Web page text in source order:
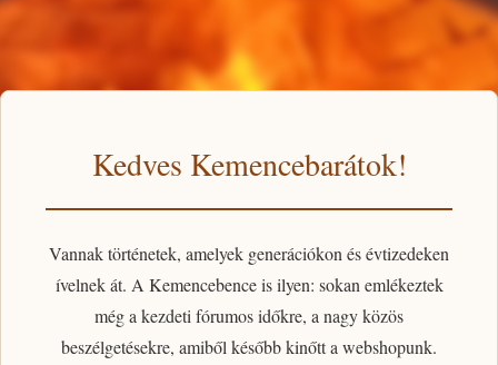
Kedves Kemencebarátok!
Vannak történetek, amelyek generációkon és évtizedeken
ívelnek át. A Kemencebenceis ilyen: sokan emlékeztek
még a kezdeti fórumos időkre, a nagy közös
beszélgetésekre, amiből később kinőtt a webshopunk.